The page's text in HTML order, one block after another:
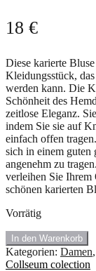
18 €
Diese karierte
Kleidungsstück,
werden kann. Die
Schönheit des
zeitlose Eleganz.
indem Sie sie auf
einfach offen
sich in einem guten
angenehm zu
verleihen Sie Ihrem
schönen karierten
Vorrätig
#1.1268
Hemd
mit
In den Warenkorb
Kategorien: Damen,
Collseum colection